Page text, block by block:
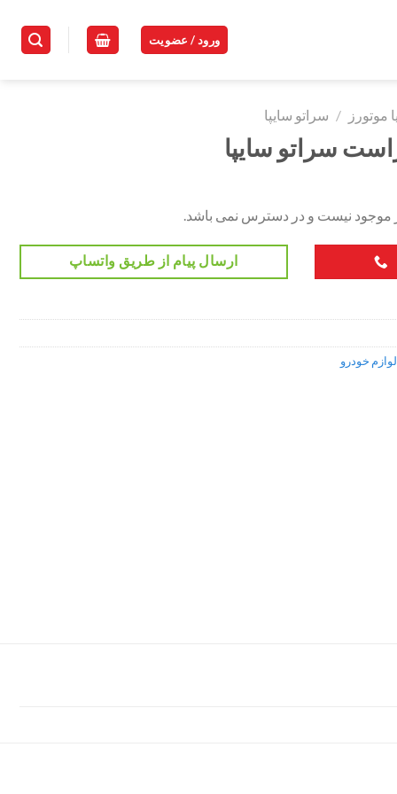
ورود / عضویت
موتورز / سراتو سایپا
سراتو سایپا
موجود نیست و در دسترس نمی باشد.
ارسال پیام از طریق واتساپ
لوازم خودرو